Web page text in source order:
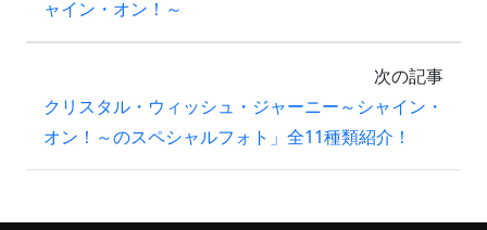
ャイン・オン！～
次の記事
クリスタル・ウィッシュ・ジャーニー～シャイン・
オン！～のスペシャルフォト」全11種類紹介！